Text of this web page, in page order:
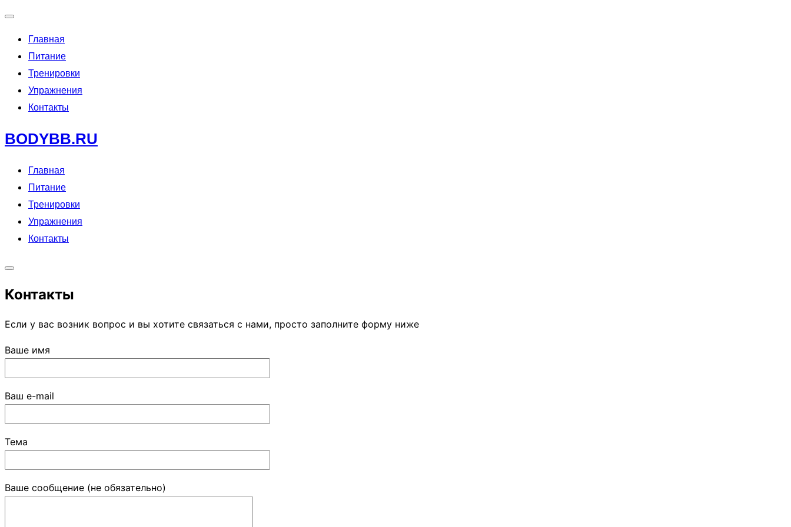
навигацию
Главная
Питание
Тренировки
Упражнения
Контакты
Перейти
к
содержимому
BODYBB.RU
Главная
Питание
Тренировки
Упражнения
Контакты
боковую
и
Контакты
Если у вас возник вопрос и вы хотите связаться с нами, просто заполните форму ниже
Ваше имя
Ваш e-mail
Тема
Ваше сообщение (не обязательно)